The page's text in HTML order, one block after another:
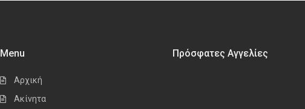
Menu
Αρχική
Ακίνητα
Πρόσφατες Αγγελίες